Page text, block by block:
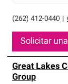
(262) 412-0440
Solicitar
Great Lakes
Group